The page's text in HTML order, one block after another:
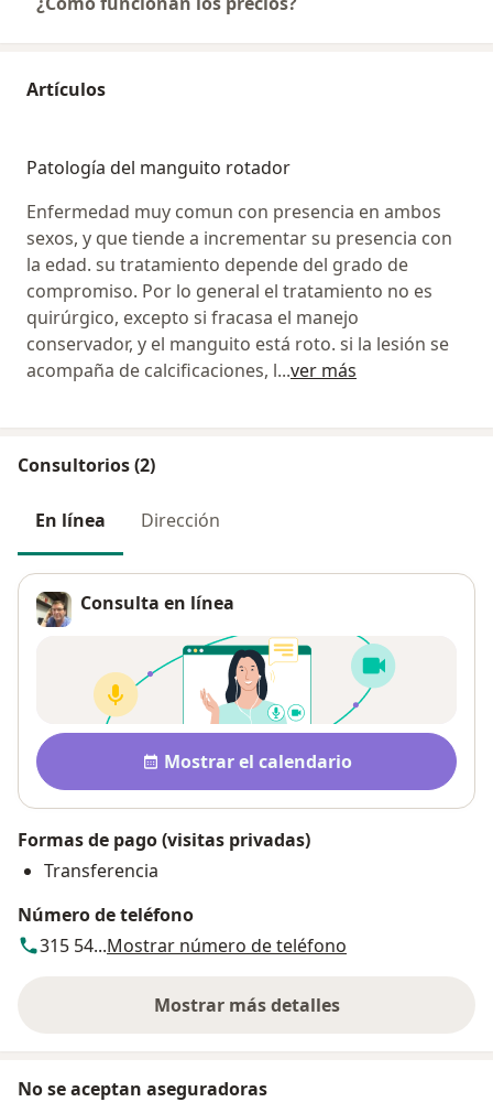
Artículos
Patología del manguito rotador
Enfermedad muy comun con presencia en ambos
sexos, y que tiende a incrementar su presencia con
la edad. su tratamiento depende del grado de
compromiso. Por lo general el tratamiento no es
quirúrgico, excepto si fracasa el manejo
conservador, y el manguito está roto. si la lesión se
acompaña de calcificaciones, l...ver más
Consultorios (2)
En línea Dirección
Consulta en línea
Pago después de la consulta
Disponibilidad
Mostrar el calendario
Formas de pago (visitas privadas)
Transferencia
Número de teléfono
315 54...Mostrar número de teléfono
Mostrar más detalles
sobre la dirección
No se aceptan aseguradoras